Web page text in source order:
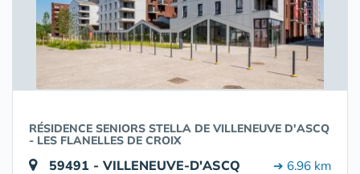
RÉSIDENCE SENIORS STELLA DE VILLENEUVE D'ASCQ
- LES FLANELLES DE CROIX
59491 - VILLENEUVE-D'ASCQ ➔ 6.96 km